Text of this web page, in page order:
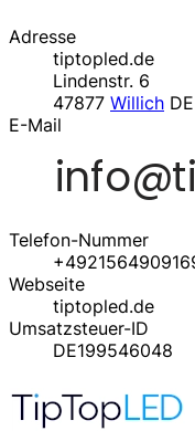
Adresse
tiptopled.de
Lindenstr. 6
47877 Willich DE
E-Mail
Telefon-Nummer
Webseite
tiptopled.de
Umsatzsteuer-ID
DE199546048